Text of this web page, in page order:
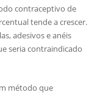
contraceptivo de
tende a crescer.
adesivos e anéis
seria contraindicado
método que